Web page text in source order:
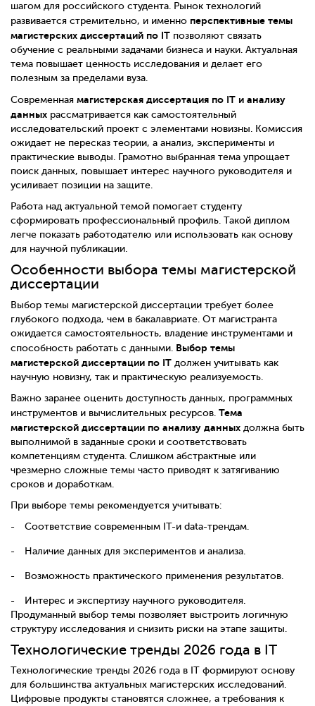
шагом для российского студента. Рынок технологий
развивается стремительно, и именно перспективные темы
магистерских диссертаций по IT позволяют связать
обучение с реальными задачами бизнеса и науки. Актуальная
тема повышает ценность исследования и делает его
полезным за пределами вуза.
Современная магистерская диссертация по IT и анализу
данных рассматривается как самостоятельный
исследовательский проект с элементами новизны. Комиссия
ожидает не пересказ теории, а анализ, эксперименты и
практические выводы. Грамотно выбранная тема упрощает
поиск данных, повышает интерес научного руководителя и
усиливает позиции на защите.
Работа над актуальной темой помогает студенту
сформировать профессиональный профиль. Такой диплом
легче показать работодателю или использовать как основу
для научной публикации.
Особенности выбора темы магистерской
диссертации
Выбор темы магистерской диссертации требует более
глубокого подхода, чем в бакалавриате. От магистранта
ожидается самостоятельность, владение инструментами и
способность работать с данными. Выбор темы
магистерской диссертации по IT должен учитывать как
научную новизну, так и практическую реализуемость.
Важно заранее оценить доступность данных, программных
инструментов и вычислительных ресурсов. Тема
магистерской диссертации по анализу данных должна быть
выполнимой в заданные сроки и соответствовать
компетенциям студента. Слишком абстрактные или
чрезмерно сложные темы часто приводят к затягиванию
сроков и доработкам.
При выборе темы рекомендуется учитывать:
Соответствие современным IT-и data-трендам.
Наличие данных для экспериментов и анализа.
Возможность практического применения результатов.
Интерес и экспертизу научного руководителя.
Продуманный выбор темы позволяет выстроить логичную
структуру исследования и снизить риски на этапе защиты.
Технологические тренды 2026 года в IT
Технологические тренды 2026 года в IT формируют основу
для большинства актуальных магистерских исследований.
Цифровые продукты становятся сложнее, а требования к